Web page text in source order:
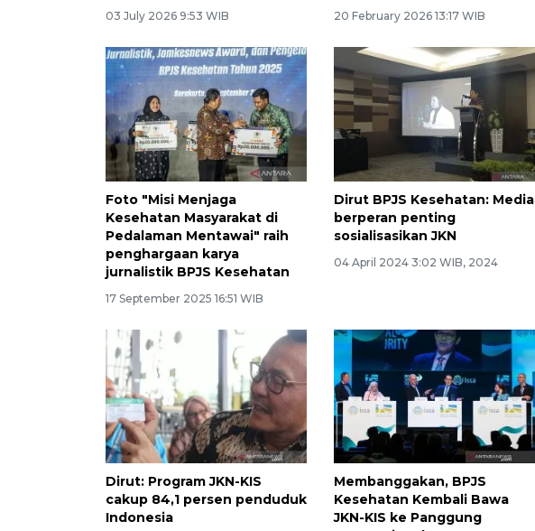
03 July 2026 9:53 WIB 20 February 2026 13:17 WIB
Foto "Misi Menjaga
Kesehatan Masyarakat di
Pedalaman Mentawai" raih
penghargaan karya
jurnalistik BPJS Kesehatan
17 September 2025 16:51 WIB
Dirut BPJS Kesehatan: Media
berperan penting
sosialisasikan JKN
04 April 2024 3:02 WIB, 2024
Dirut: Program JKN-KIS
cakup 84,1 persen penduduk
Indonesia
Membanggakan, BPJS
Kesehatan Kembali Bawa
JKN-KIS ke Panggung